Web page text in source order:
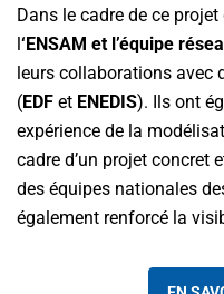
Dans le cadre de ce
l‘ENSAM et l’équipe
leurs collaborations avec
(EDF et ENEDIS). Ils ont
expérience de la
cadre d’un projet concret
des équipes nationales
également renforcé la